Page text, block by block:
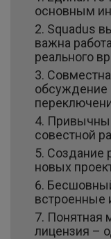
основным
Squadus
важна
реального
обсуждение
совестной
Создание
новых
встроенные
Понятная
лицензия –